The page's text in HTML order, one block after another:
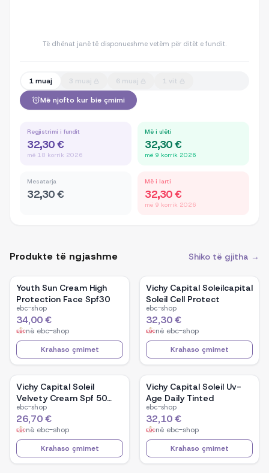
Të dhënat janë të disponueshme vetëm për ditët e fundit.
1 muaj 3 muaj 6 muaj 1 vit
Më njofto kur bie çmimi
Regjistrimi i fundit
32,30 €
më 18 korrik 2026
Më i ulëti
32,30 €
më 9 korrik 2026
Mesatarja
32,30 €
Më i larti
32,30 €
më 9 korrik 2026
Produkte të ngjashme Shiko të gjitha →
Youth Sun Cream High
Protection Face Spf30
ebc-shop
34,00 €
në ebc-shop
Krahaso çmimet
Vichy Capital Soleilcapital
Soleil Cell Protect
ebc-shop
32,30 €
në ebc-shop
Krahaso çmimet
Vichy Capital Soleil
Velvety Cream Spf 50
Plus Ski
ebc-shop
26,70 €
në ebc-shop
Krahaso çmimet
Vichy Capital Soleil Uv-
Age Daily Tinted
ebc-shop
32,10 €
në ebc-shop
Krahaso çmimet